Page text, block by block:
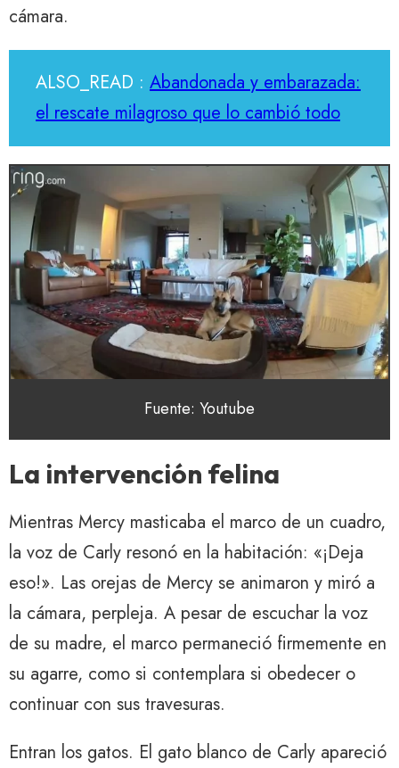
cámara.
ALSO_READ : Abandonada y embarazada:
el rescate milagroso que lo cambió todo
Fuente: Youtube
La intervención felina
Mientras Mercy masticaba el marco de un cuadro,
la voz de Carly resonó en la habitación: «¡Deja
eso!». Las orejas de Mercy se animaron y miró a
la cámara, perpleja. A pesar de escuchar la voz
de su madre, el marco permaneció firmemente en
su agarre, como si contemplara si obedecer o
continuar con sus travesuras.
Entran los gatos. El gato blanco de Carly apareció